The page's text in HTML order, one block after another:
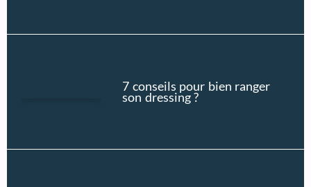
7 conseils pour bien ranger
son dressing ?